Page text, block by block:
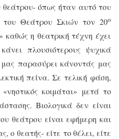
όπως ήταν αυτό του
Θεάτρου Σκιών τον 20ο
καθώς η θεατρική τέχνη έχει
πλουσιότερους ψυχικά
παρασύρει κάνοντάς μας
πείνα. Σε τελική φάση,
κοιμάται» μετά το
Βιολογικά δεν είναι
θεάτρου είναι εφήμερη και
ο θεατής- είτε το θέλει, είτε